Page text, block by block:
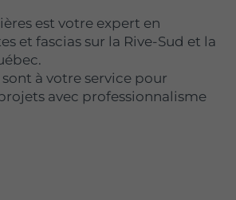
est votre expert en
et fascias sur la Rive-Sud et la
à votre service pour
avec professionnalisme